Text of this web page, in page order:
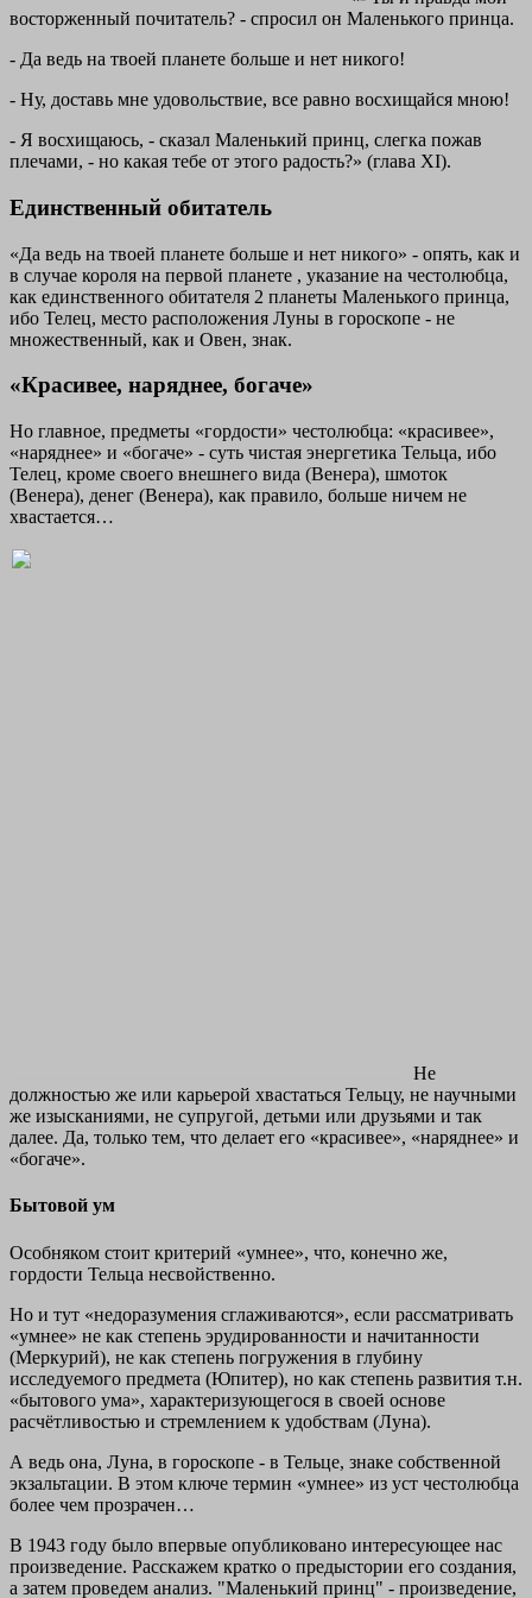
восторженный почитатель? - спросил он Маленького принца.
- Да ведь на твоей планете больше и нет никого!
- Ну, доставь мне удовольствие, все равно восхищайся мною!
- Я восхищаюсь, - сказал Маленький принц, слегка пожав
плечами, - но какая тебе от этого радость?» (глава XI).
Единственный обитатель
«Да ведь на твоей планете больше и нет никого» - опять, как и
в случае короля на первой планете , указание на честолюбца,
как единственного обитателя 2 планеты Маленького принца,
ибо Телец, место расположения Луны в гороскопе - не
множественный, как и Овен, знак.
«Красивее, наряднее, богаче»
Но главное, предметы «гордости» честолюбца: «красивее»,
«наряднее» и «богаче» - суть чистая энергетика Тельца, ибо
Телец, кроме своего внешнего вида (Венера), шмоток
(Венера), денег (Венера), как правило, больше ничем не
хвастается…
Не
должностью же или карьерой хвастаться Тельцу, не научными
же изысканиями, не супругой, детьми или друзьями и так
далее. Да, только тем, что делает его «красивее», «наряднее» и
«богаче».
Бытовой ум
Особняком стоит критерий «умнее», что, конечно же,
гордости Тельца несвойственно.
Но и тут «недоразумения сглаживаются», если рассматривать
«умнее» не как степень эрудированности и начитанности
(Меркурий), не как степень погружения в глубину
исследуемого предмета (Юпитер), но как степень развития т.н.
«бытового ума», характеризующегося в своей основе
расчётливостью и стремлением к удобствам (Луна).
А ведь она, Луна, в гороскопе - в Тельце, знаке собственной
экзальтации. В этом ключе термин «умнее» из уст честолюбца
более чем прозрачен…
В 1943 году было впервые опубликовано интересующее нас
произведение. Расскажем кратко о предыстории его создания,
а затем проведем анализ. "Маленький принц" - произведение,